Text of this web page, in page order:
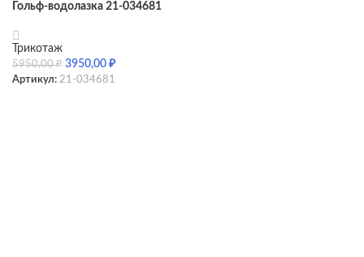
Гольф-водолазка 21-034681
Трикотаж
5950,00₽ 3950,00 ₽
Артикул: 21-034681